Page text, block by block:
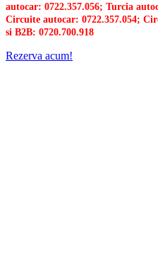
autocar: 0722.357.056; Turcia
Circuite autocar: 0722.357.054;
si B2B: 0720.700.918
Rezerva acum!